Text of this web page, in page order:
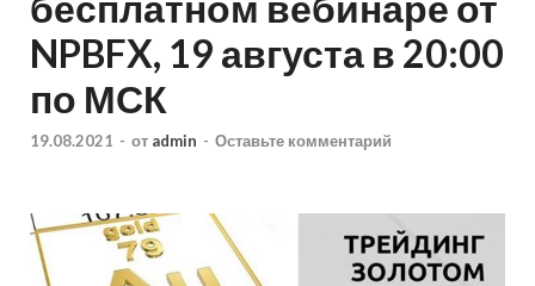
NPBFX, 19 августа в 20:00
по МСК
19.08.2021 - от admin - Оставьте комментарий